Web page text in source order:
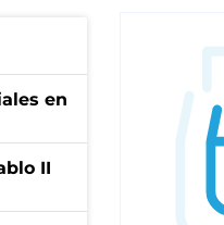
en
II